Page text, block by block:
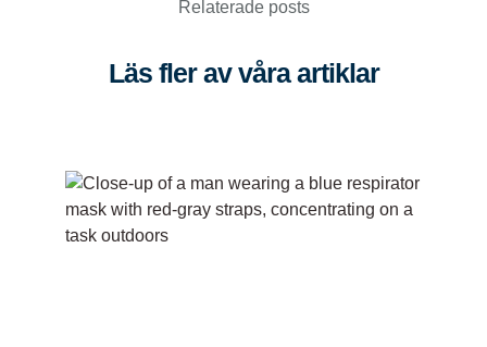
Relaterade posts
Läs fler av våra artiklar